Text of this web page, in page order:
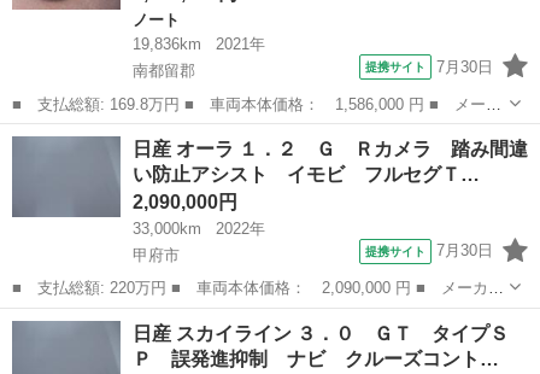
ノート
19,836km
2021年
南都留郡
提携サイト 7月30日
■ 支払総額: 169.8万円 ■ 車両本体価格： 1,586,000 円 ■ メーカ
ー名： 日産 ■ 車種名： ノート ■ グレード名： Ｘ ＥＴＣ
全周囲カメラ ナビ クリアランスソナー オートクルーズコントロ
山梨 南都留郡
日産 オーラ １．２ Ｇ Ｒカメラ 踏み間違
い防止アシスト イモビ フルセグＴ…
2,090,000円
33,000km
2022年
甲府市
提携サイト 7月30日
■ 支払総額: 220万円 ■ 車両本体価格： 2,090,000 円 ■ メーカー
名： 日産 ■ 車種名： オーラ ■ グレード名： １．２ Ｇ Ｒ
カメラ 踏み間違い防止アシスト イモビ フルセグＴＶ インテリ
山梨 甲府市 日産
日産 スカイライン ３．０ ＧＴ タイプＳ
Ｐ 誤発進抑制 ナビ クルーズコント…